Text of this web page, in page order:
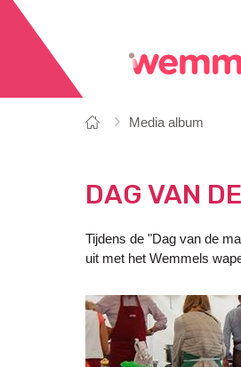
bent
Startpagina
Media album
DAG VAN
Tijdens de "Dag van de
uit met het Wemmels